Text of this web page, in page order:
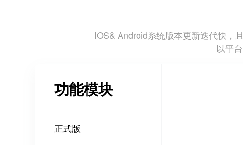
IOS& Android系统版本更新迭代快，
以平
功能模块
正式版